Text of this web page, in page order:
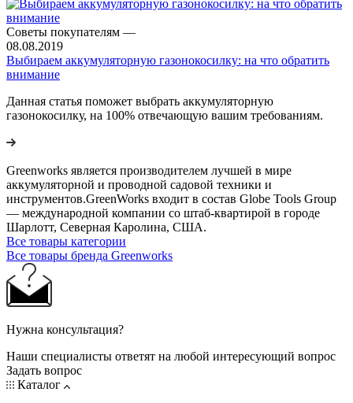
Советы покупателям —
08.08.2019
Выбираем аккумуляторную газонокосилку: на что обратить
внимание
Данная статья поможет выбрать аккумуляторную
газонокосилку, на 100% отвечающую вашим требованиям.
Greenworks является производителем лучшей в мире
аккумуляторной и проводной садовой техники и
инструментов.GreenWorks входит в состав Globe Tools Group
— международной компании со штаб-квартирой в городе
Шарлотт, Северная Каролина, США.
Все товары категории
Все товары бренда Greenworks
Нужна консультация?
Наши специалисты ответят на любой интересующий вопрос
Задать вопрос
Каталог